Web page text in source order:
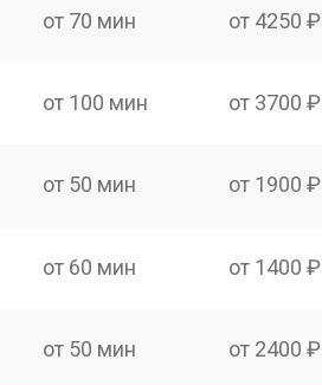
от 70 мин от 4250 ₽
от 100 мин от 3700 ₽
от 50 мин от 1900 ₽
от 60 мин от 1400 ₽
от 50 мин от 2400 ₽